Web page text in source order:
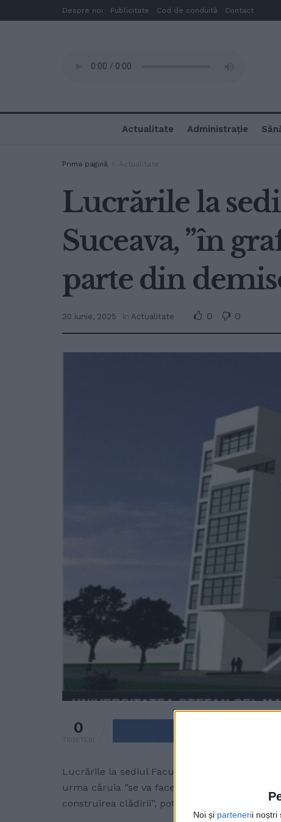
Noi și partenerii noștri
Despre noi Publicitate Cod de conduită Contact
Actualitate Administrație
Prima pagină Actualitate
Lucrările la
Suceava, ”în
parte din
30 iunie, 2025 în Actualitate 0 0
0
TRIMITERI
Lucrările la sediul Facultății de Medicină din
urma căruia ”se va face documentația
construirea clădirii”, potrivit rectorului